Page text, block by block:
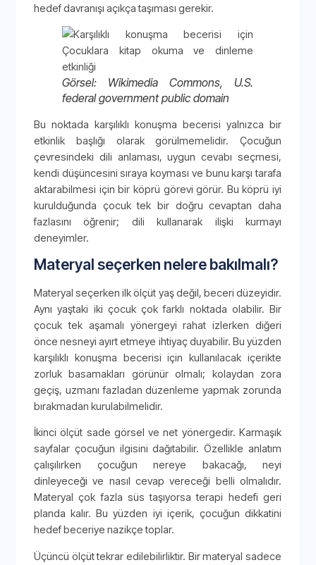
hedef davranışı açıkça taşıması gerekir.
Görsel: Wikimedia Commons, U.S.
federal government public domain
Bu noktada karşılıklı konuşma becerisi yalnızca bir
etkinlik başlığı olarak görülmemelidir. Çocuğun
çevresindeki dili anlaması, uygun cevabı seçmesi,
kendi düşüncesini sıraya koyması ve bunu karşı tarafa
aktarabilmesi için bir köprü görevi görür. Bu köprü iyi
kurulduğunda çocuk tek bir doğru cevaptan daha
fazlasını öğrenir; dili kullanarak ilişki kurmayı
deneyimler.
Materyal seçerken nelere bakılmalı?
Materyal seçerken ilk ölçüt yaş değil, beceri düzeyidir.
Aynı yaştaki iki çocuk çok farklı noktada olabilir. Bir
çocuk tek aşamalı yönergeyi rahat izlerken diğeri
önce nesneyi ayırt etmeye ihtiyaç duyabilir. Bu yüzden
karşılıklı konuşma becerisi için kullanılacak içerikte
zorluk basamakları görünür olmalı; kolaydan zora
geçiş, uzmanı fazladan düzenleme yapmak zorunda
bırakmadan kurulabilmelidir.
İkinci ölçüt sade görsel ve net yönergedir. Karmaşık
sayfalar çocuğun ilgisini dağıtabilir. Özellikle anlatım
çalışılırken çocuğun nereye bakacağı, neyi
dinleyeceği ve nasıl cevap vereceği belli olmalıdır.
Materyal çok fazla süs taşıyorsa terapi hedefi geri
planda kalır. Bu yüzden iyi içerik, çocuğun dikkatini
hedef beceriye nazikçe toplar.
Üçüncü ölçüt tekrar edilebilirliktir. Bir materyal sadece